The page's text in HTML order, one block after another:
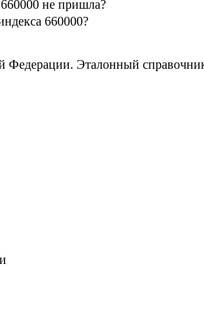
не пришла?
660000?
Федерации. Эталонный